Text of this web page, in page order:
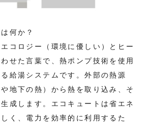
何か？
コロジー（環境に優しい）とヒー
せた言葉で、熱ポンプ技術を使用
給湯システムです。外部の熱源
や地下の熱）から熱を取り込み、そ
成します。エコキュートは省エネ
く、電力を効率的に利用するた